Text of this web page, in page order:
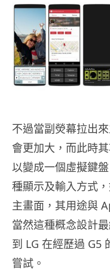
不過當副熒幕拉出
會更加大，而此時
以變成一個虛擬鍵
種顯示及輸入方式
主畫面，其用途與
當然這種概念設計
到 LG 在經歷過 G5
嘗試。